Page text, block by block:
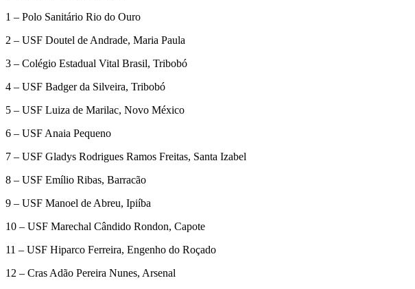
1 – Polo Sanitário Rio do Ouro
2 – USF Doutel de Andrade, Maria Paula
3 – Colégio Estadual Vital Brasil, Tribobó
4 – USF Badger da Silveira, Tribobó
5 – USF Luiza de Marilac, Novo México
6 – USF Anaia Pequeno
7 – USF Gladys Rodrigues Ramos Freitas, Santa Izabel
8 – USF Emílio Ribas, Barracão
9 – USF Manoel de Abreu, Ipiíba
10 – USF Marechal Cândido Rondon, Capote
11 – USF Hiparco Ferreira, Engenho do Roçado
12 – Cras Adão Pereira Nunes, Arsenal